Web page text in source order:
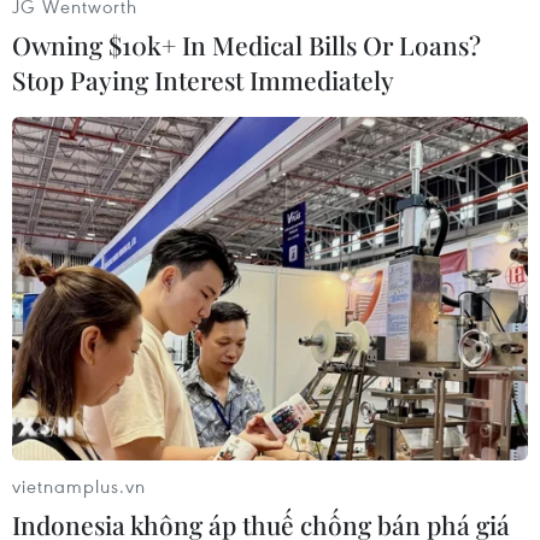
JG Wentworth
Owning $10k+ In Medical Bills Or Loans?
Stop Paying Interest Immediately
vietnamplus.vn
Indonesia không áp thuế chống bán phá giá